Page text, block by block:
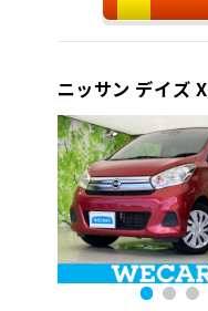
ニッサン デイズ X